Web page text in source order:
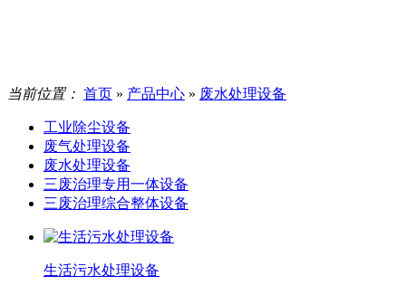
当前位置： 首页 » 产品中心 » 废水处理设备
工业除尘设备
废气处理设备
废水处理设备
三废治理专用一体设备
三废治理综合整体设备
生活污水处理设备